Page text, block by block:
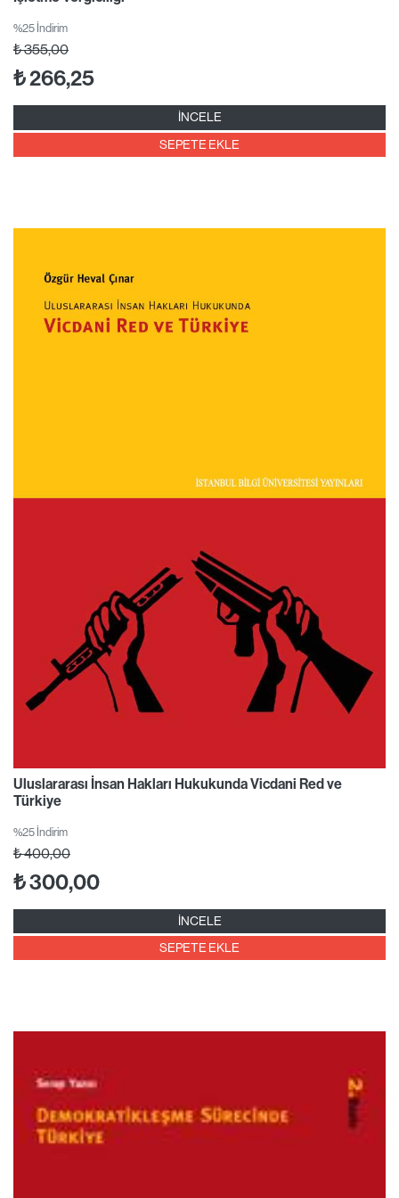
%25 İndirim
₺355,00
₺266,25
İNCELE
SEPETE EKLE
Uluslararası İnsan Hakları Hukukunda Vicdani Red ve
Türkiye
%25 İndirim
₺400,00
₺300,00
İNCELE
SEPETE EKLE